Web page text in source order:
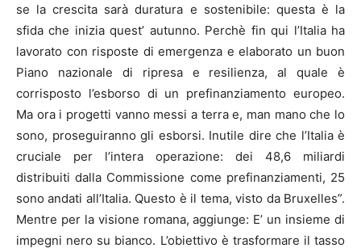
se la crescita sarà duratura e sostenibile: questa è la
sfida che inizia quest’ autunno. Perchè fin qui l’Italia ha
lavorato con risposte di emergenza e elaborato un buon
Piano nazionale di ripresa e resilienza, al quale è
corrisposto l’esborso di un prefinanziamento europeo.
Ma ora i progetti vanno messi a terra e, man mano che lo
sono, proseguiranno gli esborsi. Inutile dire che l’Italia è
cruciale per l’intera operazione: dei 48,6 miliardi
distribuiti dalla Commissione come prefinanziamenti, 25
sono andati all’Italia. Questo è il tema, visto da Bruxelles”.
Mentre per la visione romana, aggiunge: E’ un insieme di
impegni nero su bianco. L’obiettivo è trasformare il tasso